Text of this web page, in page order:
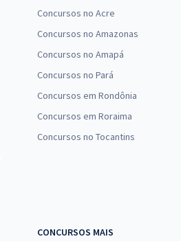
Concursos no Acre
Concursos no Amazonas
Concursos no Amapá
Concursos no Pará
Concursos em Rondônia
Concursos em Roraima
Concursos no Tocantins
CONCURSOS MAIS